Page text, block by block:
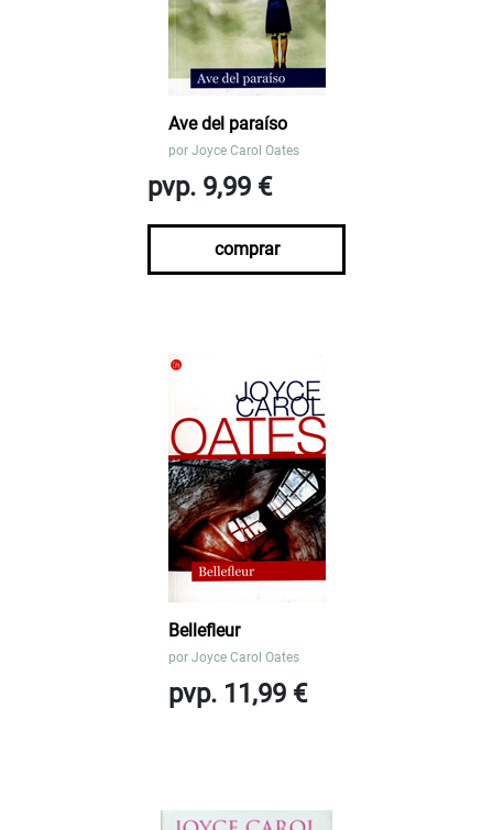
Ave del paraíso
por Joyce Carol Oates
pvp. 9,99 €
comprar
Bellefleur
por Joyce Carol Oates
pvp. 11,99 €